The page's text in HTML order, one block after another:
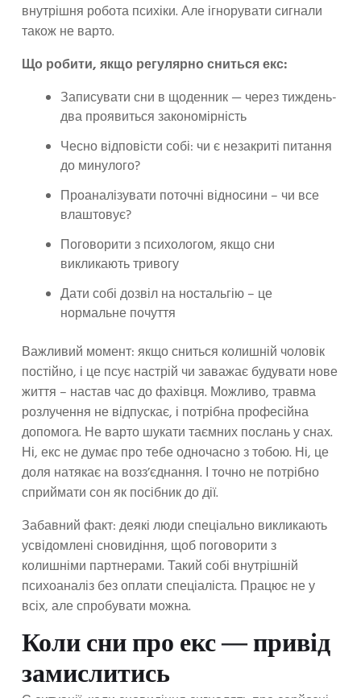
внутрішня робота психіки. Але ігнорувати сигнали
також не варто.
Що робити, якщо регулярно сниться екс:
Записувати сни в щоденник — через тиждень-
два проявиться закономірність
Чесно відповісти собі: чи є незакриті питання
до минулого?
Проаналізувати поточні відносини – чи все
влаштовує?
Поговорити з психологом, якщо сни
викликають тривогу
Дати собі дозвіл на ностальгію – це
нормальне почуття
Важливий момент: якщо сниться колишній чоловік
постійно, і це псує настрій чи заважає будувати нове
життя – настав час до фахівця. Можливо, травма
розлучення не відпускає, і потрібна професійна
допомога. Не варто шукати таємних послань у снах.
Ні, екс не думає про тебе одночасно з тобою. Ні, це
доля натякає на возз’єднання. І точно не потрібно
сприймати сон як посібник до дії.
Забавний факт: деякі люди спеціально викликають
усвідомлені сновидіння, щоб поговорити з
колишніми партнерами. Такий собі внутрішній
психоаналіз без оплати спеціаліста. Працює не у
всіх, але спробувати можна.
Коли сни про екс — привід
замислитись